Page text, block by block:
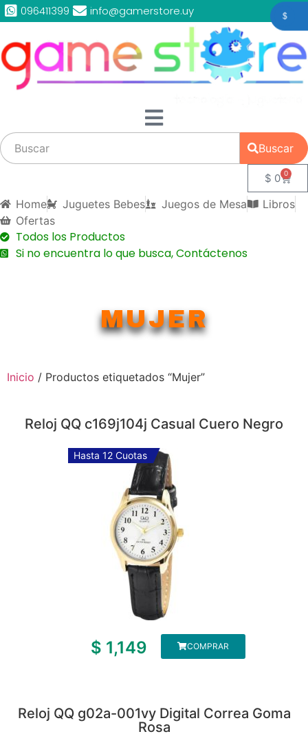
096411399 info@gamerstore.uy
Buscar
$ 0 0
Home Juguetes Bebes Juegos de Mesa
Libros
Ofertas
Todos los Productos
Si no encuentra lo que busca, Contáctenos
MUJER
Inicio / Productos etiquetados “Mujer”
Reloj QQ c169j104j Casual Cuero Negro
Hasta 12 Cuotas
$ 1,149 COMPRAR
Reloj QQ g02a-001vy Digital Correa Goma
Rosa
$